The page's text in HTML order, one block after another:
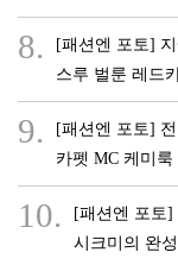
8.
[패션엔 포토]
스루 벌룬 레드
9.
[패션엔 포토]
카펫 MC 케미룩
10.
[패션엔 포토]
시크미의 완